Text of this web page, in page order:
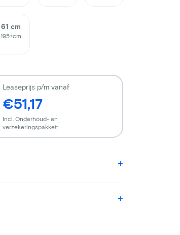
61 cm
195+cm
Leaseprijs p/m vanaf
€51,17
Incl. Onderhoud- en
verzekeringspakket: